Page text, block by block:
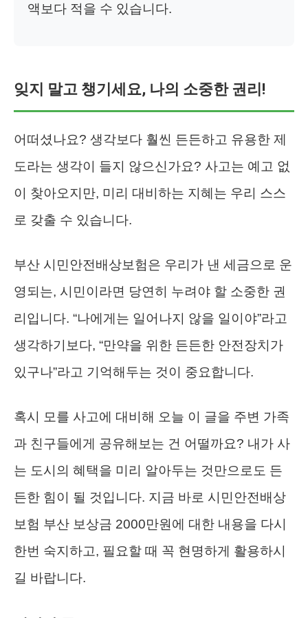
액보다 적을 수 있습니다.
잊지 말고 챙기세요, 나의 소중한 권리!
어떠셨나요? 생각보다 훨씬 든든하고 유용한 제
도라는 생각이 들지 않으신가요? 사고는 예고 없
이 찾아오지만, 미리 대비하는 지혜는 우리 스스
로 갖출 수 있습니다.
부산 시민안전배상보험은 우리가 낸 세금으로 운
영되는, 시민이라면 당연히 누려야 할 소중한 권
리입니다. “나에게는 일어나지 않을 일이야”라고
생각하기보다, “만약을 위한 든든한 안전장치가
있구나”라고 기억해두는 것이 중요합니다.
혹시 모를 사고에 대비해 오늘 이 글을 주변 가족
과 친구들에게 공유해보는 건 어떨까요? 내가 사
는 도시의 혜택을 미리 알아두는 것만으로도 든
든한 힘이 될 것입니다. 지금 바로 시민안전배상
보험 부산 보상금 2000만원에 대한 내용을 다시
한번 숙지하고, 필요할 때 꼭 현명하게 활용하시
길 바랍니다.